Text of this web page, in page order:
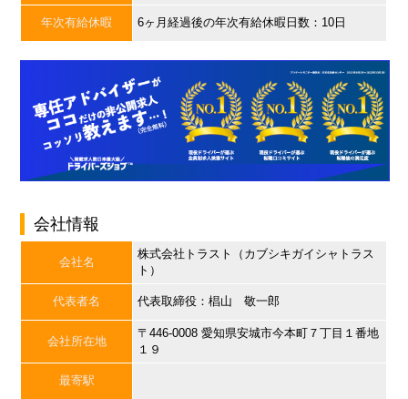
年次有給休暇 6ヶ月経過後の年次有給休暇日数：10日
会社情報
会社名
株式会社トラスト（カブシキガイシャトラス
ト）
代表者名 代表取締役：椙山 敬一郎
会社所在地
〒446-0008 愛知県安城市今本町７丁目１番地
１９
最寄駅